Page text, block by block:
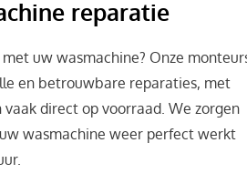
reparatie
uw wasmachine? Onze
en betrouwbare reparaties, met
vaak direct op voorraad. We zorgen
wasmachine weer perfect werkt